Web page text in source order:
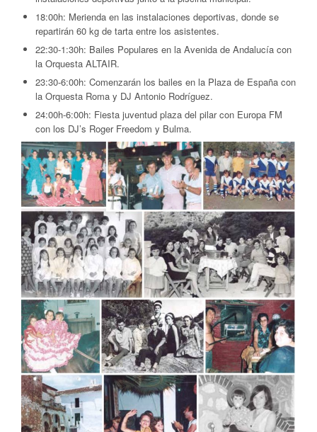
18:00h: Merienda en las instalaciones deportivas, donde se
repartirán 60 kg de tarta entre los asistentes.
22:30-1:30h: Bailes Populares en la Avenida de Andalucía con
la Orquesta ALTAIR.
23:30-6:00h: Comenzarán los bailes en la Plaza de España con
la Orquesta Roma y DJ Antonio Rodríguez.
24:00h-6:00h: Fiesta juventud plaza del pilar con Europa FM
con los DJ’s Roger Freedom y Bulma.